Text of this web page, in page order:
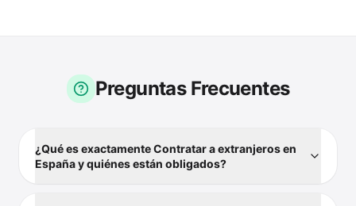
Preguntas Frecuentes
¿Qué es exactamente Contratar a extranjeros en
España y quiénes están obligados?